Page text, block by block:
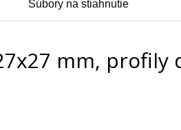
Súbory na stiahnutie
mm, profily